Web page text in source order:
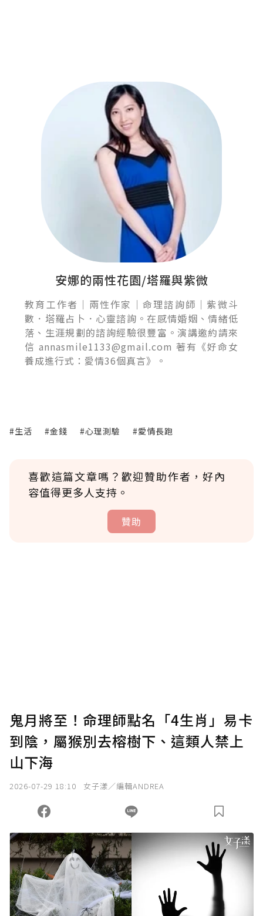
安娜的兩性花園/塔羅與紫微
教育工作者｜兩性作家｜命理諮詢師｜紫微斗
數．塔羅占卜．心靈諮詢。在感情婚姻、情緒低
落、生涯規劃的諮詢經驗很豐富。演講邀約請來
信 annasmile1133@gmail.com 著有《好命女
養成進行式：愛情36個真言》。
#生活 #金錢 #心理測驗 #愛情長跑
喜歡這篇文章嗎？歡迎贊助作者，好內
容值得更多人支持。
贊助
確認送出
您當前剩餘 U 利點數：0點；前往 購買點數
鬼月將至！命理師點名「4生肖」易卡
到陰，屬猴別去榕樹下、這類人禁上
山下海
2026-07-29 18:10 女子漾／編輯ANDREA